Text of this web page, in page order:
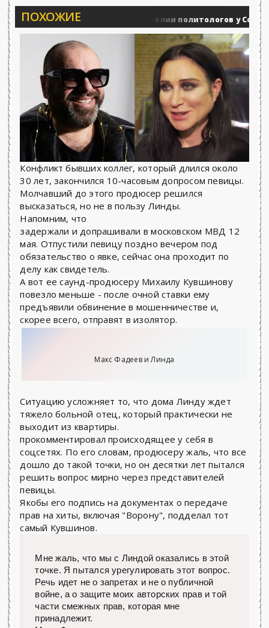
ПОХОЖИЕ
Военные действия Вечерние баталии политологов у
Конфликт бывших коллег, который длился около
30 лет, закончился 10-часовым допросом певицы.
Молчавший до этого продюсер решился
высказаться, но не в пользу Линды.
Напомним, что
задержали и допрашивали в московском МВД 12
мая. Отпустили певицу поздно вечером под
обязательство о явке, сейчас она проходит по
делу как свидетель.
А вот ее саунд-продюсеру Михаилу Кувшинову
повезло меньше - после очной ставки ему
предъявили обвинение в мошенничестве и,
скорее всего, отправят в изолятор.
Макс Фадеев и Линда
Ситуацию усложняет то, что дома Линду ждет
тяжело больной отец, который практически не
выходит из квартиры.
прокомментировал происходящее у себя в
соцсетях. По его словам, продюсеру жаль, что все
дошло до такой точки, но он десятки лет пытался
решить вопрос мирно через представителей
певицы.
Якобы его подпись на документах о передаче
прав на хиты, включая "Ворону", подделал тот
самый Кувшинов.
Мне жаль, что мы с Линдой оказались в этой
точке. Я пытался урегулировать этот вопрос.
Речь идет не о запретах и не о публичной
войне, а о защите моих авторских прав и той
части смежных прав, которая мне
принадлежит.